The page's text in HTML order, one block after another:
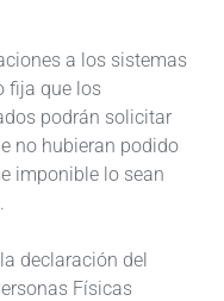
a los sistemas
fija que los
podrán solicitar
no hubieran podido
imponible lo sean
declaración del
Físicas